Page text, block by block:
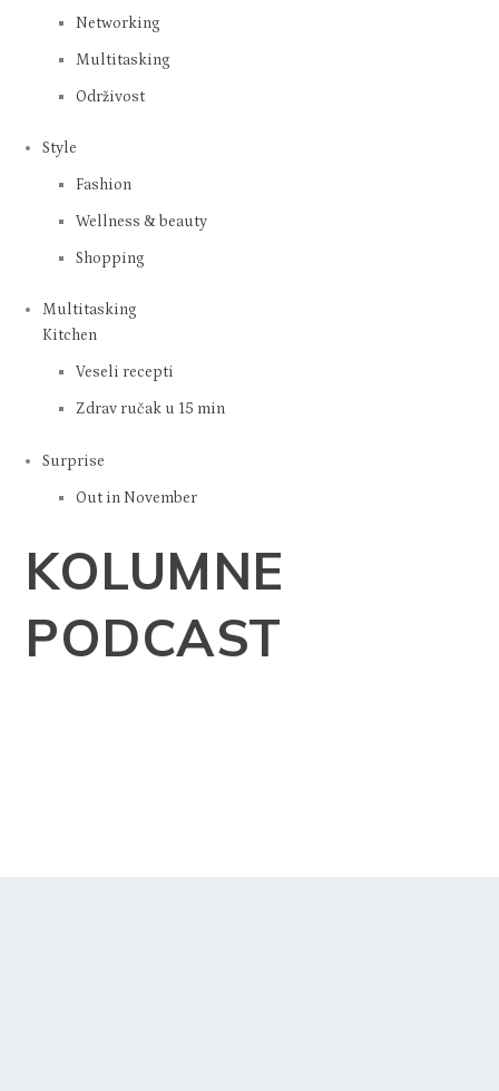
Networking
Multitasking
Održivost
Style
Fashion
Wellness & beauty
Shopping
Multitasking
Kitchen
Veseli recepti
Zdrav ručak u 15 min
Surprise
Out in November
KOLUMNE
PODCAST